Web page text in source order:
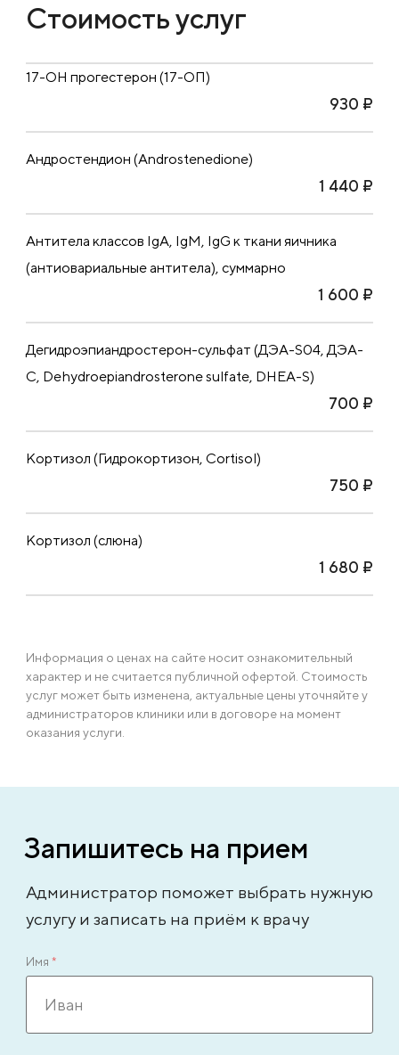
Стоимость услуг
17-ОН прогестерон (17-ОП)
930 ₽
Андростендион (Androstenedione)
1 440 ₽
Антитела классов IgA, IgM, IgG к ткани яичника
(антиовариальные антитела), суммарно
1 600 ₽
Дегидроэпиандростерон-сульфат (ДЭА-S04, ДЭА-
С, Dehydroepiandrosterone sulfate, DHEA-S)
700 ₽
Кортизол (Гидрокортизон, Cortisol)
750 ₽
Кортизол (слюна)
1 680 ₽
Информация о ценах на сайте носит ознакомительный
характер и не считается публичной офертой. Стоимость
услуг может быть изменена, актуальные цены уточняйте у
администраторов клиники или в договоре на момент
оказания услуги.
Запишитесь на прием
Администратор поможет выбрать нужную
услугу и записать на приём к врачу
Имя *